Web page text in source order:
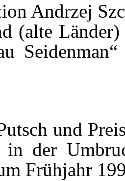
Andrzej
(alte
und
in der
Frühjahr